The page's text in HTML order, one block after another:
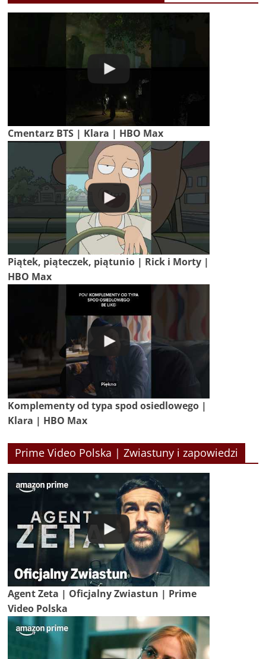
Cmentarz BTS | Klara | HBO Max
Piątek, piąteczek, piątunio | Rick i Morty |
HBO Max
Komplementy od typa spod osiedlowego |
Klara | HBO Max
Prime Video Polska | Zwiastuny i zapowiedzi
Agent Zeta | Oficjalny Zwiastun | Prime
Video Polska